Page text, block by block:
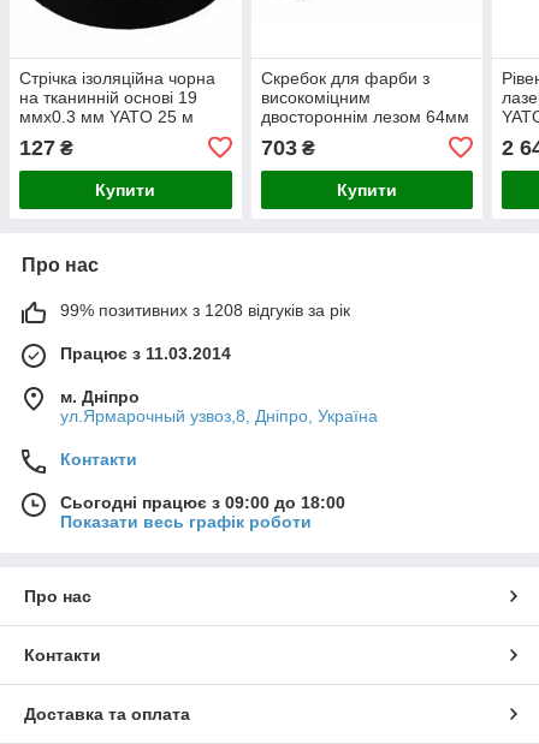
Стрічка ізоляційна чорна
на тканинній основі 19
ммх0.3 мм YATO 25 м
127 ₴
Купити
Скребок для фарби з
високоміцним
двостороннім лезом 64мм
703₴
Купити
2
Про нас
99% позитивних з 1208 відгуків за рік
Працює з 11.03.2014
м. Дніпро
ул.Ярмарочный узвоз,8, Дніпро, Україна
Контакти
Сьогодні працює з 09:00 до 18:00
Показати весь графік роботи
Про нас
Контакти
Доставка та оплата